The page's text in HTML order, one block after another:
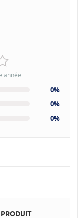
année
0%
0%
0%
PRODUIT